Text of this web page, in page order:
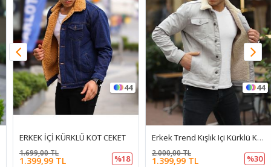
44
ERKEK İÇİ KÜRKLÜ KOT CEKET
1.399,99 TL
1.699,00 TL
%18
44
Erkek Trend Kışlık Içi Kürklü Kot Ceket Bej Taş
1.399,99 TL
2.000,00 TL
%30